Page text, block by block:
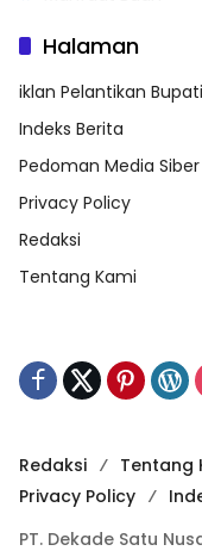
Halaman
iklan Pelantikan
Indeks Berita
Pedoman Media Siber
Privacy Policy
Redaksi
Tentang Kami
Redaksi Tentang
Privacy Policy
PT. Dekade Satu